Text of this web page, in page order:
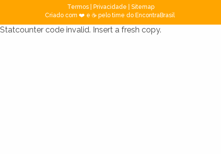
Termos| Privacidade
Sitemap
Criado com ❤️ e ☕ pelo time do EncontraBrasil
Statcounter code invalid. Insert a fresh copy.